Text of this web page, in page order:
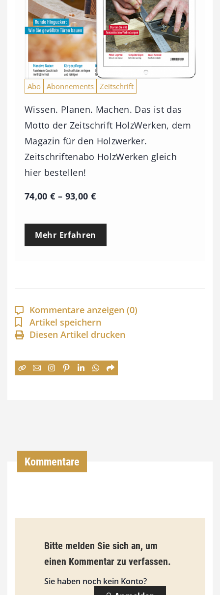
Abo Abonnements Zeitschrift
Wissen. Planen. Machen. Das ist das
Motto der Zeitschrift HolzWerken, dem
Magazin für den Holzwerker.
Zeitschriftenabo HolzWerken gleich
hier bestellen!
74,00€ – 93,00 €P
e
p
a
n
n
:
9
3
0
Mehr Erfahren
Kommentare anzeigen (0)
Artikel speichern
Diesen Artikel drucken
Kommentare
Bitte melden Sie sich an, um
einen Kommentar zu verfassen.
Sie haben noch kein Konto?